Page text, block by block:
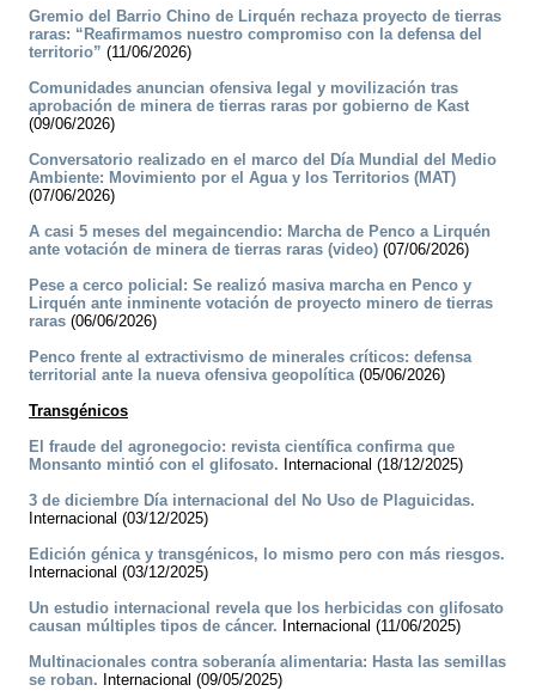
Gremio del Barrio Chino de Lirquén rechaza proyecto de tierras
raras: “Reafirmamos nuestro compromiso con la defensa del
territorio” (11/06/2026)
Comunidades anuncian ofensiva legal y movilización tras
aprobación de minera de tierras raras por gobierno de Kast
(09/06/2026)
Conversatorio realizado en el marco del Día Mundial del Medio
Ambiente: Movimiento por el Agua y los Territorios (MAT)
(07/06/2026)
A casi 5 meses del megaincendio: Marcha de Penco a Lirquén
ante votación de minera de tierras raras (video) (07/06/2026)
Pese a cerco policial: Se realizó masiva marcha en Penco y
Lirquén ante inminente votación de proyecto minero de tierras
raras (06/06/2026)
Penco frente al extractivismo de minerales críticos: defensa
territorial ante la nueva ofensiva geopolítica(05/06/2026)
Transgénicos
El fraude del agronegocio: revista científica confirma que
Monsanto mintió con el glifosato. Internacional (18/12/2025)
3 de diciembre Día internacional del No Uso de Plaguicidas.
Internacional (03/12/2025)
Edición génica y transgénicos, lo mismo pero con más riesgos.
Internacional (03/12/2025)
Un estudio internacional revela que los herbicidas con glifosato
causan múltiples tipos de cáncer. Internacional (11/06/2025)
Multinacionales contra soberanía alimentaria: Hasta las semillas
se roban. Internacional (09/05/2025)